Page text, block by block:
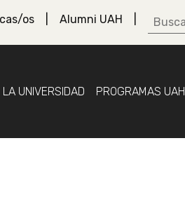
os Alumni UAH
LA UNIVERSIDAD PROGRAMAS UAH